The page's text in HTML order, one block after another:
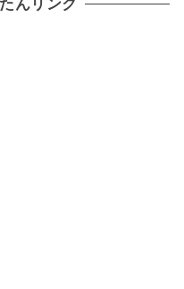
んリンク